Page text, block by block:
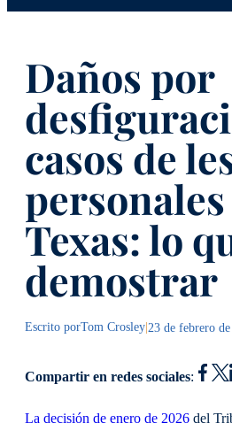
Daños por
casos de
personales
Texas: lo
demostrar
Escrito porTom Crosley|23 de febrero
Compartir en redes sociales:
La decisión de enero de 2026 del